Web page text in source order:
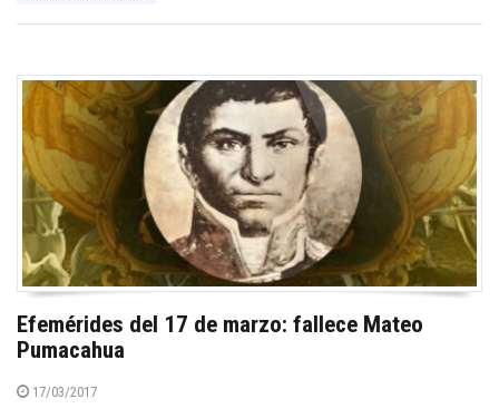
Efemérides del 17 de marzo: fallece Mateo
Pumacahua
17/03/2017